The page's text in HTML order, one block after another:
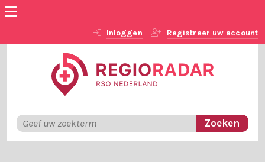
Inloggen Registreer uw account